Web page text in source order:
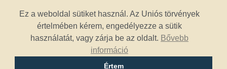
Ez a weboldal sütiket használ. Az Uniós törvények
értelmében kérem, engedélyezze a sütik
használatát, vagy zárja be az oldalt. Bővebb
információ
Értem